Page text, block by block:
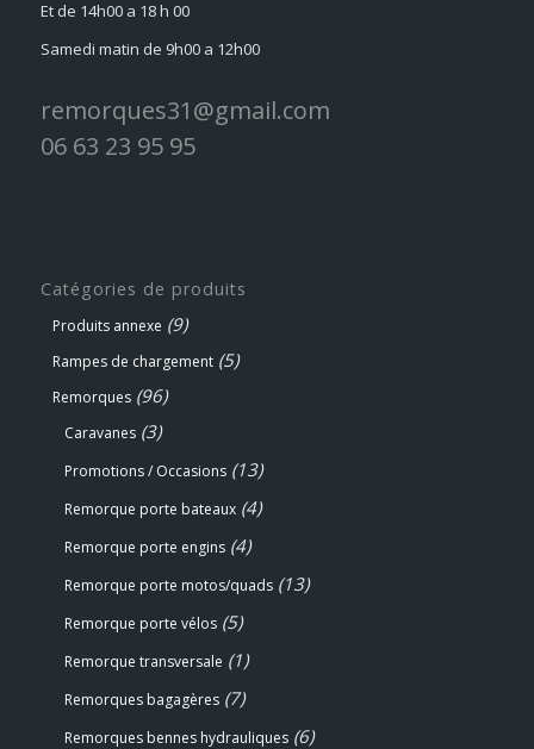
Et de 14h00 a 18 h 00
Samedi matin de 9h00 a 12h00
remorques31@gmail.com
06 63 23 95 95
Catégories de produits
Produits annexe (9)
Rampes de chargement (5)
Remorques (96)
Caravanes (3)
Promotions / Occasions (13)
Remorque porte bateaux (4)
Remorque porte engins (4)
Remorque porte motos/quads (13)
Remorque porte vélos (5)
Remorque transversale (1)
Remorques bagagères (7)
Remorques bennes hydrauliques (6)